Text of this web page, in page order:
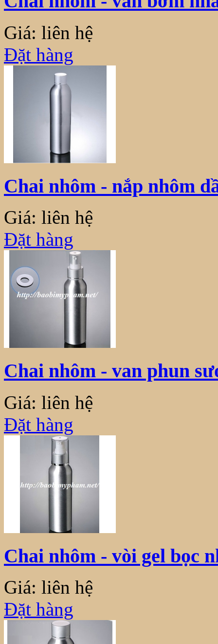
Giá: liên hệ
Đặt hàng
Chai nhôm - nắp nhôm
Giá: liên hệ
Đặt hàng
Chai nhôm - van phun
Giá: liên hệ
Đặt hàng
Chai nhôm - vòi gel bọc
Giá: liên hệ
Đặt hàng